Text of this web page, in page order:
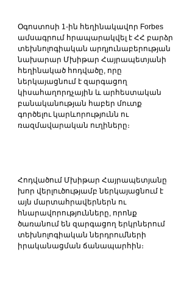
Օգոստոսի 1-ին հեղինակավոր Forbes
ամսագրում հրապարակվել է ՀՀ բարձր
տեխնոլոգիական արդյունաբերության
նախարար Մխիթար Հայրապետյանի
հեղինակած հոդվածը, որը
ներկայացնում է զարգացող
կիսահաղորդչային և արհեստական
բանականության հաբեր մուտք
գործելու կարևորությունն ու
ռազմավարական ուղիները։
Հոդվածում Մխիթար Հայրապետյանը
խոր վերլուծությամբ ներկայացնում է
այն մարտահրավերներն ու
հնարավորությունները, որոնք
ծառանում են զարգացող երկրներում
տեխնոլոգիական ներդրումների
իրականացման ճանապարհին։